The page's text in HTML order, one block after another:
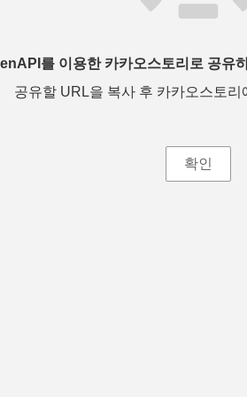
를 이용한 카카오스토리로 공유
공유할 URL을 복사 후 카카오스토리
확인